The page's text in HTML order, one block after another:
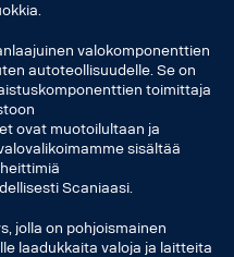
valokomponenttien
autoteollisuudelle. Se on
toimittaja
ovat muotoilultaan ja
sisältää
Scaniaasi.
jolla on pohjoismainen
laadukkaita valoja ja laitteita